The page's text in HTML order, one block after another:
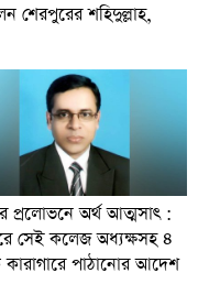
শেরপুরের শহিদুল্লাহ,
প্রলোভনে অর্থ আত্মসাৎ :
সেই কলেজ অধ্যক্ষসহ ৪
পাঠানোর আদেশ